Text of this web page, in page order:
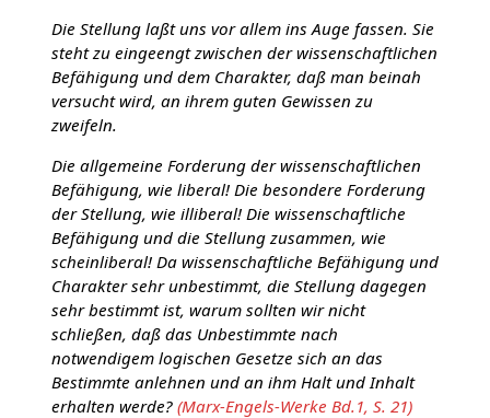
Die Stellung laßt uns vor allem ins Auge fassen. Sie
steht zu eingeengt zwischen der wissenschaftlichen
Befähigung und dem Charakter, daß man beinah
versucht wird, an ihrem guten Gewissen zu
zweifeln.
Die allgemeine Forderung der wissenschaftlichen
Befähigung, wie liberal! Die besondere Forderung
der Stellung, wie illiberal! Die wissenschaftliche
Befähigung und die Stellung zusammen, wie
scheinliberal! Da wissenschaftliche Befähigung und
Charakter sehr unbestimmt, die Stellung dagegen
sehr bestimmt ist, warum sollten wir nicht
schließen, daß das Unbestimmte nach
notwendigem logischen Gesetze sich an das
Bestimmte anlehnen und an ihm Halt und Inhalt
erhalten werde? (Marx-Engels-Werke Bd.1, S. 21)